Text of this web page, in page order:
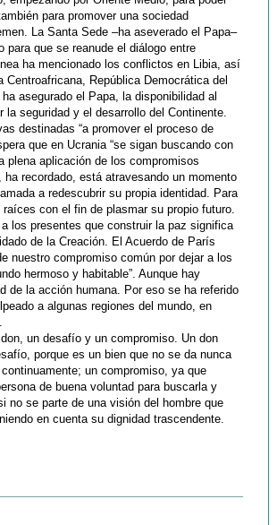
para promover una sociedad
La Santa Sede –ha aseverado el Papa–
para que se reanude el diálogo entre
ha mencionado los conflictos en Libia, así
República Democrática del
asegurado el Papa, la disponibilidad al
seguridad y el desarrollo del Continente.
destinadas “a promover el proceso de
que en Ucrania “se sigan buscando con
plena aplicación de los compromisos
recordado, está atravesando un momento
a redescubrir su propia identidad. Para
con el fin de plasmar su propio futuro.
los presentes que construir la paz significa
de la Creación. El Acuerdo de París
nuestro compromiso común por dejar a los
hermoso y habitable”. Aunque hay
de la acción humana. Por eso se ha referido
a algunas regiones del mundo, en
un desafío y un compromiso. Un don
porque es un bien que no se da nunca
un compromiso, ya que
de buena voluntad para buscarla y
no se parte de una visión del hombre que
en cuenta su dignidad trascendente.